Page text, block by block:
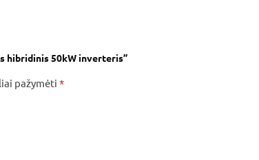
hibridinis 50kW inverteris”
pažymėti*